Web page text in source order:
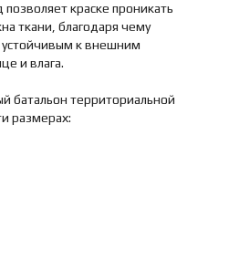
краске проникать
ткани, благодаря чему
к внешним
и влага.
батальон территориальной
размерах: